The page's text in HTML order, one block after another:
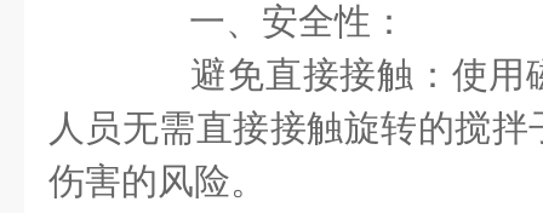
一、安全性：
避免直接接触：使用
人员无需直接接触旋转的搅
伤害的风险。